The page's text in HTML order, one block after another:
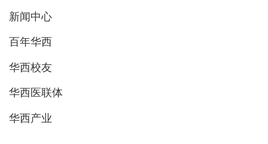
新闻中心
百年华西
华西校友
华西医联体
华西产业